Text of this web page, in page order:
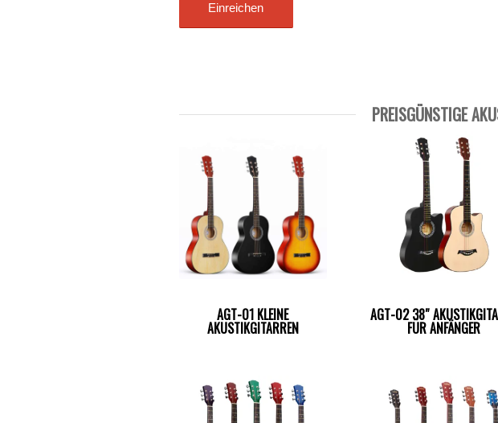
PREISGÜNSTIGE
AGT-01 KLEINE
AKUSTIKGITARREN
AGT-02 38″
FÜR ANFÄNGER